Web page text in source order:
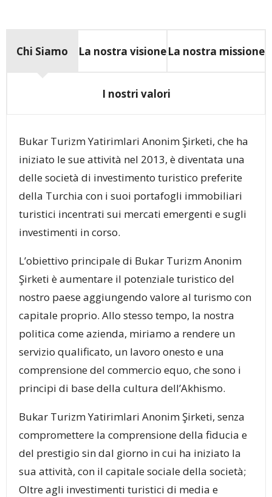
Chi Siamo La nostra visioneLa nostra missione
I nostri valori
Bukar Turizm Yatirimlari Anonim Şirketi, che ha
iniziato le sue attività nel 2013, è diventata una
delle società di investimento turistico preferite
della Turchia con i suoi portafogli immobiliari
turistici incentrati sui mercati emergenti e sugli
investimenti in corso.
L’obiettivo principale di Bukar Turizm Anonim
Şirketi è aumentare il potenziale turistico del
nostro paese aggiungendo valore al turismo con
capitale proprio. Allo stesso tempo, la nostra
politica come azienda, miriamo a rendere un
servizio qualificato, un lavoro onesto e una
comprensione del commercio equo, che sono i
principi di base della cultura dell’Akhismo.
Bukar Turizm Yatirimlari Anonim Şirketi, senza
compromettere la comprensione della fiducia e
del prestigio sin dal giorno in cui ha iniziato la
sua attività, con il capitale sociale della società;
Oltre agli investimenti turistici di media e